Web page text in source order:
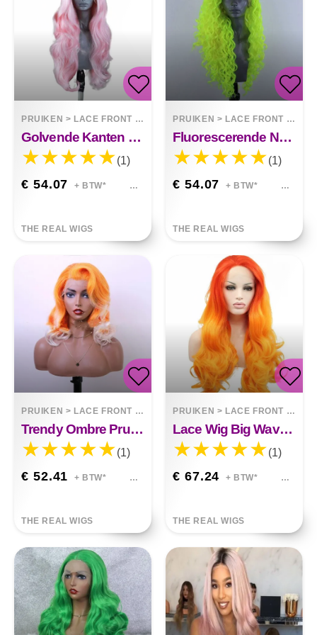
PRUIKEN > LACE FRONT WIGS
Golvende Kanten Pruik Lichtroze
(1)
€ 54.07 + BTW*
THE REAL WIGS
PRUIKEN > LACE FRONT WIGS
Fluorescerende Neon Groene Pruik Krullend Lang
(1)
€ 54.07 + BTW*
THE REAL WIGS
PRUIKEN > LACE FRONT WIGS
Trendy Ombre Pruik Oranje Wit
(1)
€ 52.41 + BTW*
THE REAL WIGS
PRUIKEN > LACE FRONT WIGS
Lace Wig Big Wave Two Tone Rood Oranje
(1)
€ 67.24 + BTW*
THE REAL WIGS